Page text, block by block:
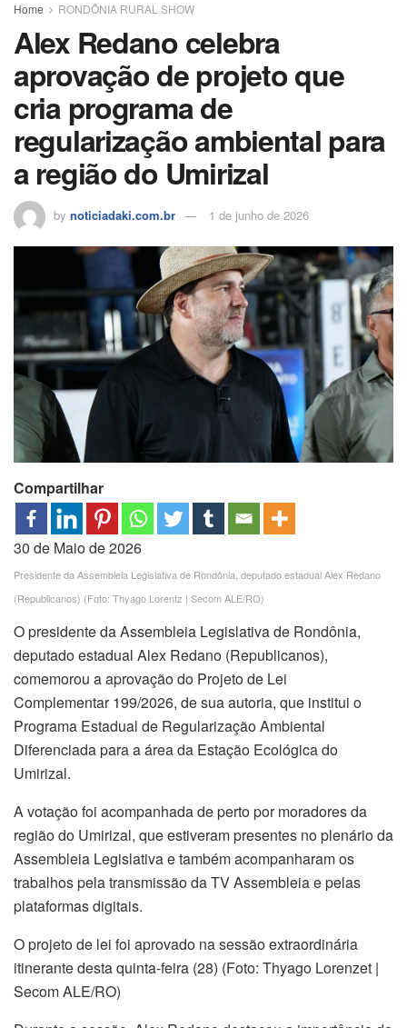
Home RONDÔNIA RURAL SHOW
Alex Redano celebra
aprovação de projeto que
cria programa de
regularização ambiental para
a região do Umirizal
by noticiadaki.com.br 1 de junho de 2026
Compartilhar
30 de Maio de 2026
Presidente da Assembleia Legislativa de Rondônia, deputado estadual Alex Redano
(Republicanos) (Foto: Thyago Lorentz | Secom ALE/RO)
O presidente da Assembleia Legislativa de Rondônia,
deputado estadual Alex Redano (Republicanos),
comemorou a aprovação do Projeto de Lei
Complementar 199/2026, de sua autoria, que institui o
Programa Estadual de Regularização Ambiental
Diferenciada para a área da Estação Ecológica do
Umirizal.
A votação foi acompanhada de perto por moradores da
região do Umirizal, que estiveram presentes no plenário da
Assembleia Legislativa e também acompanharam os
trabalhos pela transmissão da TV Assembleia e pelas
plataformas digitais.
O projeto de lei foi aprovado na sessão extraordinária
itinerante desta quinta-feira (28) (Foto: Thyago Lorenzet |
Secom ALE/RO)